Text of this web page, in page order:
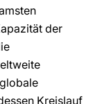
der
Kreislauf